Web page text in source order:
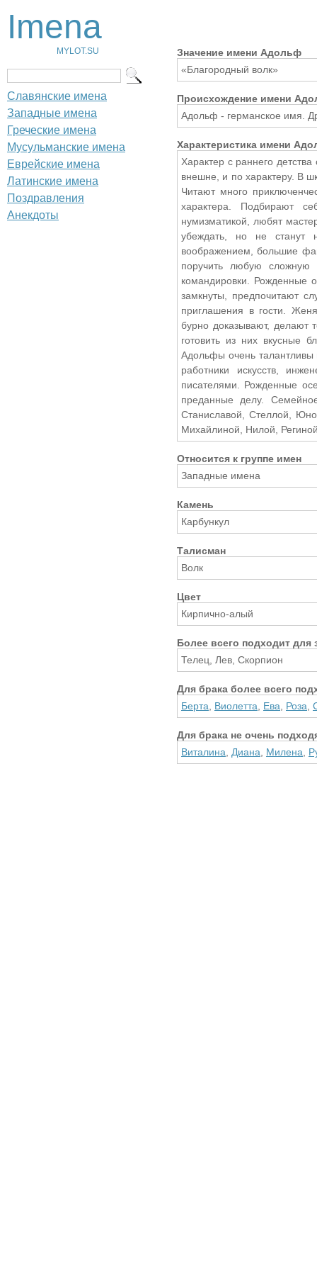
Imena
MYLOT.SU
Славянские имена
Западные имена
Греческие имена
Мусульманские имена
Еврейские имена
Латинские имена
Поздравления
Анекдоты
Значение имени Адольф
«Благородный волк»
Происхождение имени
Адольф - германское имя.
Характеристика имени
Характер с раннего
внешне, и по характеру. В
Читают много
характера. Подбирают
нумизматикой, любят
убеждать, но не станут
воображением, большие
поручить любую сложную
командировки. Рожденные
замкнуты, предпочитают
приглашения в гости.
бурно доказывают, делают
готовить из них вкусные
Адольфы очень талантливы
работники искусств,
писателями. Рожденные
преданные делу.
Станиславой, Стеллой,
Михайлиной, Нилой,
Относится к группе имен
Западные имена
Камень
Карбункул
Талисман
Волк
Цвет
Кирпично-алый
Более всего подходит для
Телец, Лев, Скорпион
Для брака более всего
Берта
Виолетта Ева Роза
Для брака не очень
Виталина
Диана Милена